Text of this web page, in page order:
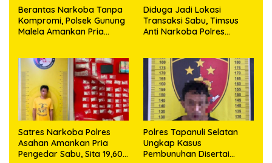
Berantas Narkoba Tanpa
Kompromi, Polsek Gunung
Malela Amankan Pria
Diduga Jadi Lokasi
Transaksi Sabu, Timsus
Anti Narkoba Polres
63,67 Gram Sabu
Satres Narkoba Polres
Asahan Amankan Pria
Pengedar Sabu, Sita 19,60
Polres Tapanuli Selatan
Ungkap Kasus
Pembunuhan Disertai